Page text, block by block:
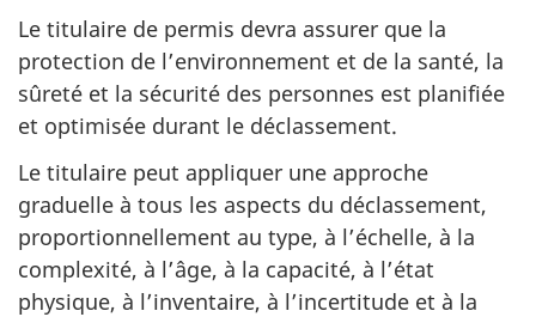
Le titulaire de permis devra assurer que la
protection de l’environnement et de la santé, la
sûreté et la sécurité des personnes est planifiée
et optimisée durant le déclassement.
Le titulaire peut appliquer une approche
graduelle à tous les aspects du déclassement,
proportionnellement au type, à l’échelle, à la
complexité, à l’âge, à la capacité, à l’état
physique, à l’inventaire, à l’incertitude et à la